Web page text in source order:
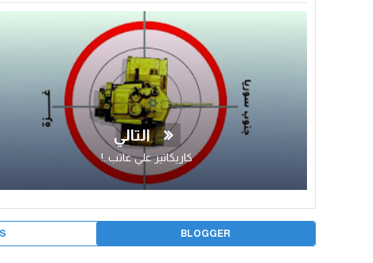
التالي
كاريكاتير علي عاتب..!
BLOGGER